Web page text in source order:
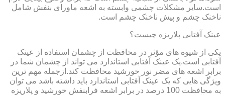
است.سایر مشکلات چشمی وابسته به اشعه ماورای بنفش شامل
ناخنک چشم و پیش ناخنک چشم است.
عینک آفتابی پلاریزه چیست؟
یکی از شیوه های مؤثر در محافظت از چشمان استفاده از عینک
آفتابی است.یک عینک آفتابی استاندارد می تواند از چشمان شما در
برابر اشعه های مضر نور خورشید محافظت کند.ازجمله مهم ترین
ویژگی هایی که یک عینک آفتابی استاندارد باید داشته باشد می توان
به محافظت 100 درصد در برابر اشعه فرابنفش خورشید و پلاریزه